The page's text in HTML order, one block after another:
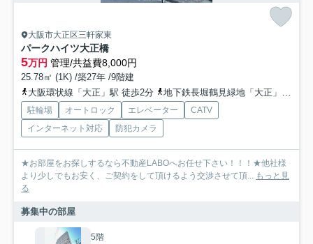
大阪市大正区三軒家東
パークハイツ大正橋
5万円 管理/共益費8,000円
25.78㎡ (1K) /築27年 /9階建
大阪環状線「大正」駅 徒歩2分
地下鉄長堀鶴見緑地「大正」駅 徒歩3分
駐輪場 オートロック エレベーター
CATV
インターネット対応
防犯カメラ
★お部屋をお探しするなら不動産LABOへお任せ下さい！！！★他社様
より少しでもお安く、ご契約をして頂けるよう交渉させて頂... もっと見
る
募集中の部屋
5階